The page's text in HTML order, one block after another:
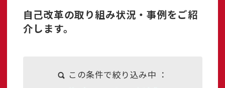
自己改革の取り組み状況・事例をご紹
介します。
この条件で絞り込み中 ：